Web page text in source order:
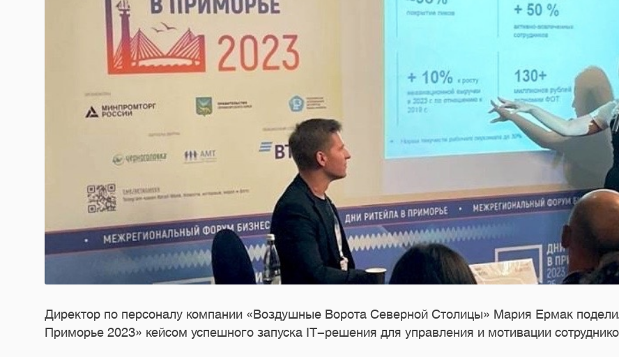
Директор по персоналу компании «Воздушные Ворота Северной Столицы» Мария Ермак
Приморье 2023» кейсом успешного запуска IT-решения для управления и мотивации